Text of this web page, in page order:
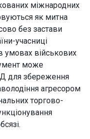
міжнародних
як митна
без застави
учасниці
умовах військових
може
для збереження
агресором
торгово-